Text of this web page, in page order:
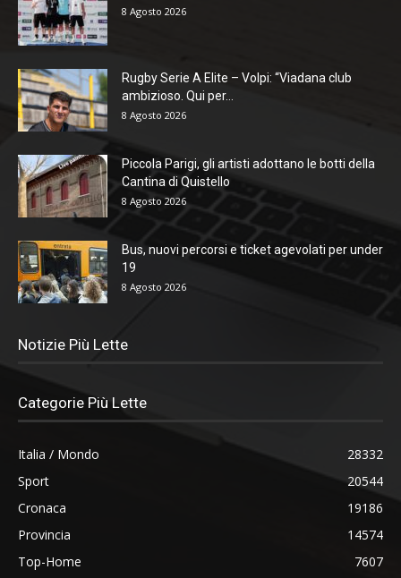
8 Agosto 2026
Rugby Serie A Elite – Volpi: “Viadana club
ambizioso. Qui per...
8 Agosto 2026
Piccola Parigi, gli artisti adottano le botti della
Cantina di Quistello
8 Agosto 2026
Bus, nuovi percorsi e ticket agevolati per under
19
8 Agosto 2026
Notizie Più Lette
Categorie Più Lette
Italia / Mondo
28332
Sport
20544
Cronaca
19186
Provincia
14574
Top-Home
7607